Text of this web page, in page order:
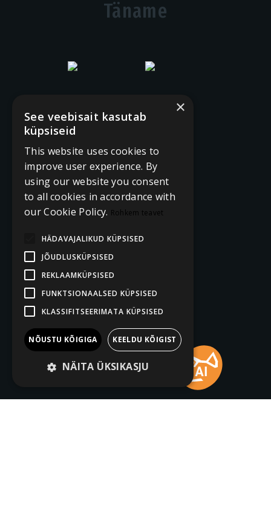
Täname
×
See veebisait kasutab
küpsiseid
This website uses cookies to
improve user experience. By
using our website you consent
to all cookies in accordance with
our Cookie Policy. Rohkem teavet
HÄDAVAJALIKUD KÜPSISED
JÕUDLUSKÜPSISED
REKLAAMKÜPSISED
FUNKTSIONAALSED KÜPSISED
KLASSIFITSEERIMATA KÜPSISED
NÕUSTU KÕIGIGA KEELDU KÕIGIST
NÄITA ÜKSIKASJU